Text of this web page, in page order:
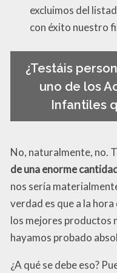
excluimos del
con éxito nuestro
¿Testáis
uno de los
Infantiles
No, naturalmente, no.
de una enorme
nos sería
verdad es que a la
los mejores productos
hayamos probado
¿A qué se debe eso?